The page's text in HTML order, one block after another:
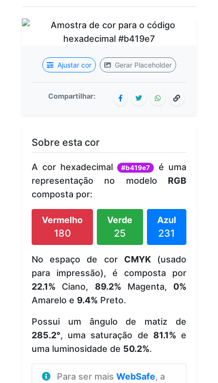
Ajustar cor Gerar Placeholder
Compartilhar:
Sobre esta cor
A cor hexadecimal #b419e7
é uma
representação no modelo RGB
composta por:
Vermelho
180
Verde
25
Azul
231
No espaço de cor CMYK(usado
para impressão), é composta por
22.1% Ciano, 89.2% Magenta, 0%
Amarelo e 9.4% Preto.
Possui um ângulo de matiz de
285.2°, uma saturação de 81.1% e
uma luminosidade de 50.2%.
Para ser mais WebSafe, a